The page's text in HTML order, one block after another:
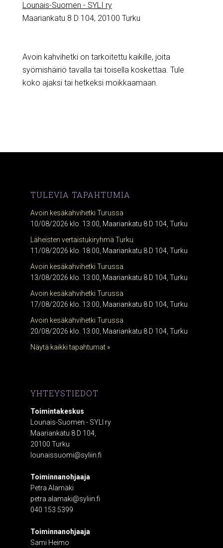
Lounais-Suomen - SYLI ry
Maariankatu 8 D 104, 20100 Turku
Avoin kahvihetki on tarkoitettu kaikille, joita
syömishäiriö tavalla tai toisella koskettaa. Tule
koko ajaksi tai hetkeksi moikkaamaan.
TULEVIA TAPAHTUMIA
Avoin kesäkahvihetki Turussa
10/08/2026 klo. 13:00, Maariankatu 8 D 104, Turku
Läheisten vertaistukiryhmä Turku
11/08/2026 klo. 18:00, Maariankatu 8 D 104, Turku
Avoin kesäkahvihetki Turussa
13/08/2026 klo. 13:00, Maariankatu 8 D 104, Turku
Avoin kesäkahvihetki Turussa
17/08/2026 klo. 13:00, Maariankatu 8 D 104, Turku
Avoin kesäkahvihetki Turussa
20/08/2026 klo. 13:00, Maariankatu 8 D 104, Turku
Näytä kaikki tapahtumat »
YHTEYSTIEDOT
Toimintakeskus
Lounais-Suomen - SYLI ry
Maariankatu 8 D 104,
20100 Turku
lounaissuomi@syliin.fi
Toiminnanohjaaja
Petra Alamäki
petra.alamaki@syliin.fi
040 153 5399
Toiminnanohjaaja
Sami Heimo